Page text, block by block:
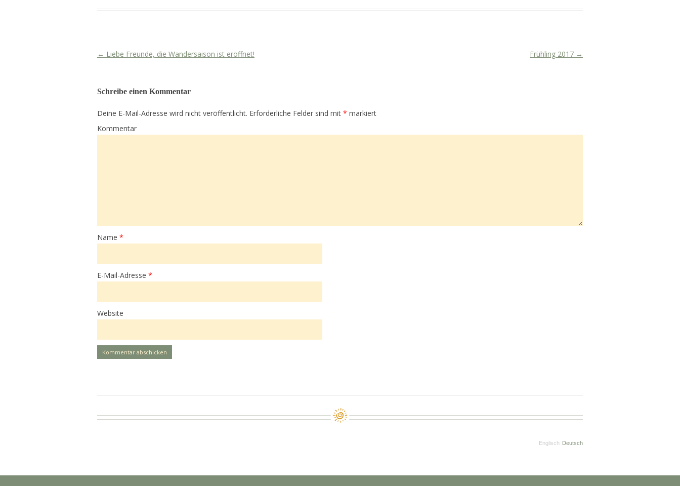
Artikel-Navigation
← Liebe Freunde, die Wandersaison ist eröffnet! Frühling 2017 →
Schreibe einen Kommentar
Deine E-Mail-Adresse wird nicht veröffentlicht. Erforderliche Felder sind mit * markiert
Kommentar
Name *
E-Mail-Adresse *
Website
Deutsch
Englisch